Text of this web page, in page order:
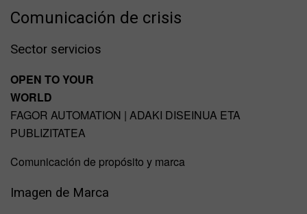
Comunicación de crisis
Sector servicios
OPEN TO YOUR
WORLD
FAGOR AUTOMATION | ADAKI DISEINUA ETA
PUBLIZITATEA
Comunicación de propósito y marca
Imagen de Marca